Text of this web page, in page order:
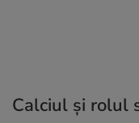
Calciul și rolul